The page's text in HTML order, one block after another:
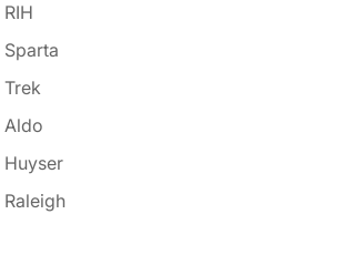
RIH
Sparta
Trek
Aldo
Huyser
Raleigh